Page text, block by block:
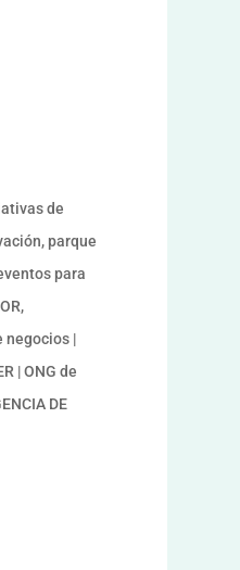
de
parque
para
negocios |
| ONG de
DE